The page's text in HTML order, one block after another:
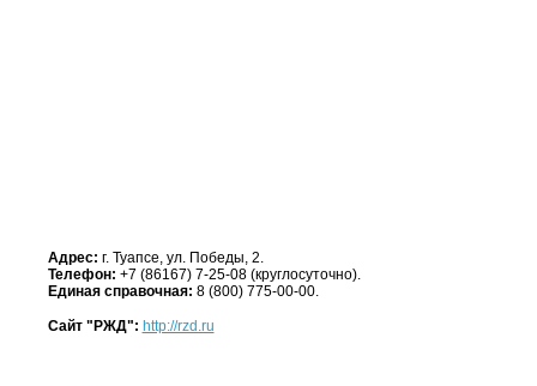
Адрес: г. Туапсе, ул. Победы, 2.
Телефон: +7 (86167) 7-25-08 (круглосуточно).
Единая справочная: 8 (800) 775-00-00.
Сайт "РЖД": http://rzd.ru